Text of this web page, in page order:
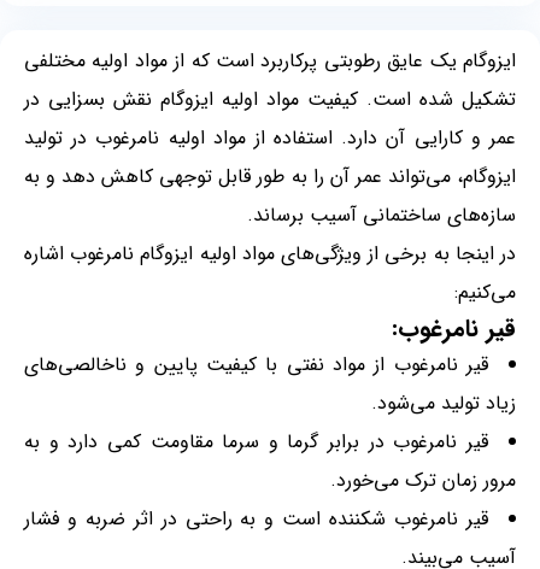
ایزوگام یک عایق رطوبتی پرکاربرد است که از مواد اولیه مختلفی
تشکیل شده است. کیفیت مواد اولیه ایزوگام نقش بسزایی در
عمر و کارایی آن دارد. استفاده از مواد اولیه نامرغوب در تولید
ایزوگام، می‌تواند عمر آن را به طور قابل توجهی کاهش دهد و به
سازه‌های ساختمانی آسیب برساند.
در اینجا به برخی از ویژگی‌های مواد اولیه ایزوگام نامرغوب اشاره
می‌کنیم:
قیر نامرغوب:
قیر نامرغوب از مواد نفتی با کیفیت پایین و ناخالصی‌های
زیاد تولید می‌شود.
قیر نامرغوب در برابر گرما و سرما مقاومت کمی دارد و به
مرور زمان ترک می‌خورد.
قیر نامرغوب شکننده است و به راحتی در اثر ضربه و فشار
آسیب می‌بیند.